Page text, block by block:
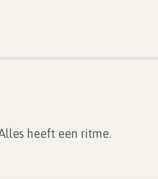
heeft een ritme.